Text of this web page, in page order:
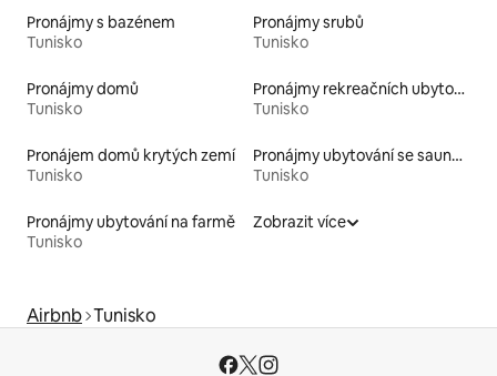
Pronájmy s bazénem
Tunisko
Pronájmy srubů
Tunisko
Pronájmy domů
Tunisko
Pronájmy rekreačních ubytování
Tunisko
Pronájem domů krytých zemí
Tunisko
Pronájmy ubytování se saunou
Tunisko
Pronájmy ubytování na farmě
Tunisko
Zobrazit více
Airbnb Tunisko